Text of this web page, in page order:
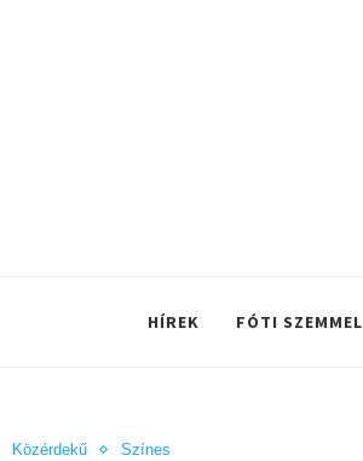
HÍREK FÓTI SZEMMEL
Közérdekű Színes